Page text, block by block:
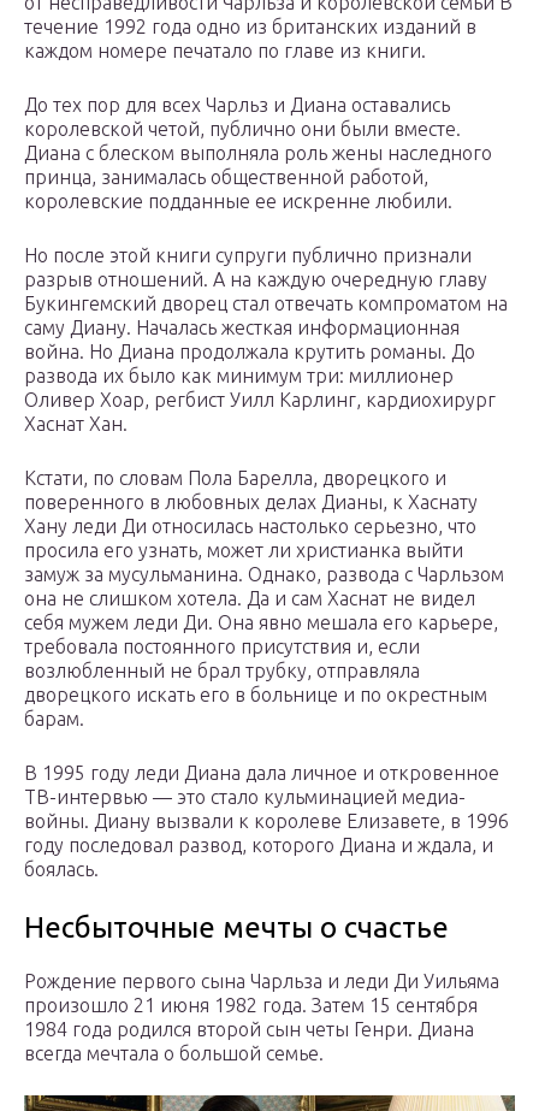
течение 1992 года одно из британских изданий в
каждом номере печатало по главе из книги.
До тех пор для всех Чарльз и Диана оставались
королевской четой, публично они были вместе.
Диана с блеском выполняла роль жены наследного
принца, занималась общественной работой,
королевские подданные ее искренне любили.
Но после этой книги супруги публично признали
разрыв отношений. А на каждую очередную главу
Букингемский дворец стал отвечать компроматом на
саму Диану. Началась жесткая информационная
война. Но Диана продолжала крутить романы. До
развода их было как минимум три: миллионер
Оливер Хоар, регбист Уилл Карлинг, кардиохирург
Хаснат Хан.
Кстати, по словам Пола Барелла, дворецкого и
поверенного в любовных делах Дианы, к Хаснату
Хану леди Ди относилась настолько серьезно, что
просила его узнать, может ли христианка выйти
замуж за мусульманина. Однако, развода с Чарльзом
она не слишком хотела. Да и сам Хаснат не видел
себя мужем леди Ди. Она явно мешала его карьере,
требовала постоянного присутствия и, если
возлюбленный не брал трубку, отправляла
дворецкого искать его в больнице и по окрестным
барам.
В 1995 году леди Диана дала личное и откровенное
ТВ-интервью — это стало кульминацией медиа-
войны. Диану вызвали к королеве Елизавете, в 1996
году последовал развод, которого Диана и ждала, и
боялась.
Несбыточные мечты о счастье
Рождение первого сына Чарльза и леди Ди Уильяма
произошло 21 июня 1982 года. Затем 15 сентября
1984 года родился второй сын четы Генри. Диана
всегда мечтала о большой семье.